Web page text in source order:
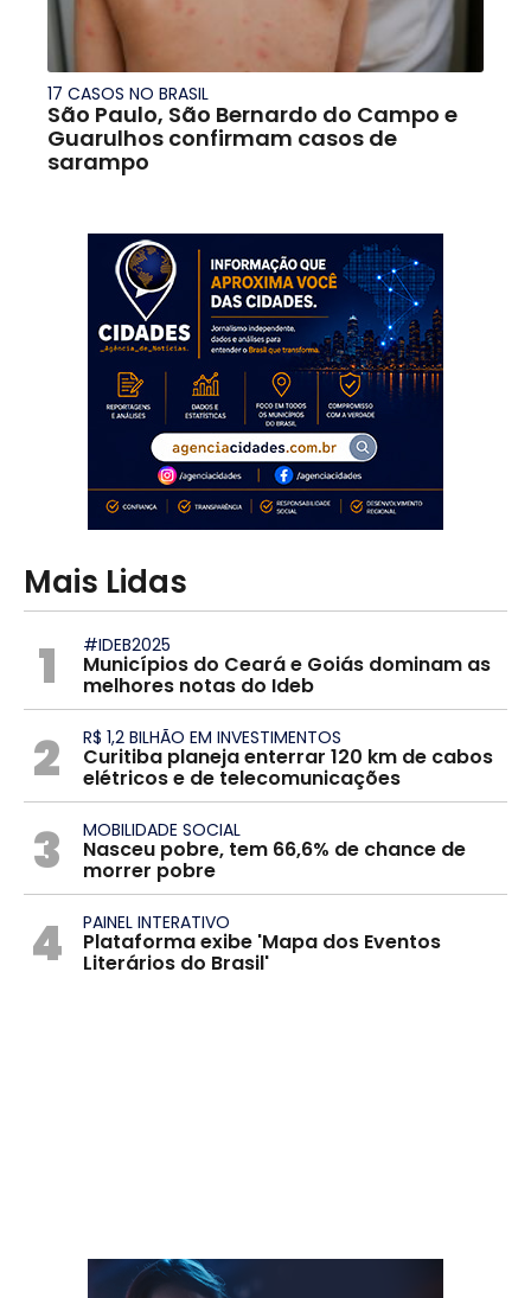
17 CASOS NO BRASIL
São Paulo, São Bernardo do Campo e
Guarulhos confirmam casos de
sarampo
Mais Lidas
1 #IDEB2025
Municípios do Ceará e Goiás dominam as
melhores notas do Ideb
2 R$ 1,2 BILHÃO EM INVESTIMENTOS
Curitiba planeja enterrar 120 km de cabos
elétricos e de telecomunicações
3 MOBILIDADE SOCIAL
Nasceu pobre, tem 66,6% de chance de
morrer pobre
4 PAINEL INTERATIVO
Plataforma exibe 'Mapa dos Eventos
Literários do Brasil'